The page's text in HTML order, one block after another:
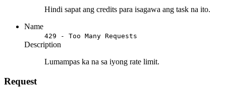
Hindi sapat ang credits para isagawa ang task na ito.
Name
429 - Too Many Requests
Description
Lumampas ka na sa iyong rate limit.
Request